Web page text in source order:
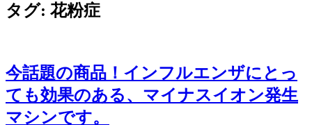
タグ: 花粉症
今話題の商品！インフルエンザにとっ
ても効果のある、マイナスイオン発生
マシンです。